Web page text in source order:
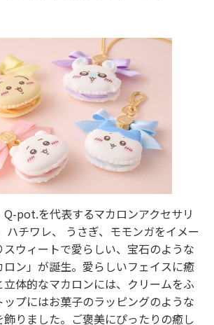
Q-pot.を代表するマカロンアクセサリ
ハチワレ、 うさぎ、モモンガをイメー
ウィートで愛らしい、宝石のような
ロン」が誕生。愛らしいフェイスに癒
立体的なマカロンには、クリームをふ
プにはお菓子のラッピングのような
りました。ご褒美にぴったりの癒し